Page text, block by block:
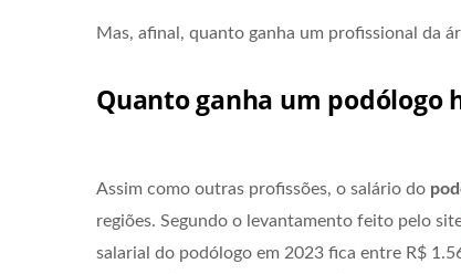
Mas, afinal, quanto ganha um profissional da
Quanto ganha um podólogo
Assim como outras profissões, o salário do
regiões. Segundo o levantamento feito pelo
salarial do podólogo em 2023 fica entre R$